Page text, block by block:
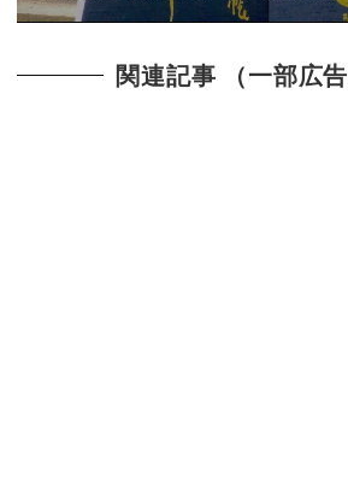
関連記事 （一部広告